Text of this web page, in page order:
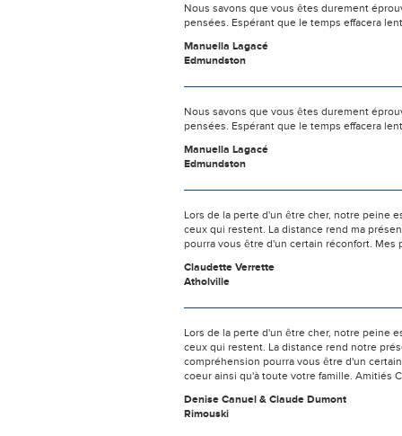
Nous savons que vous êtes durement
pensées. Espérant que le temps effacera
Manuella Lagacé
Edmundston
Nous savons que vous êtes durement
pensées. Espérant que le temps effacera
Manuella Lagacé
Edmundston
Lors de la perte d'un être cher, notre peine
ceux qui restent. La distance rend ma
pourra vous être d'un certain réconfort. Mes
Claudette Verrette
Atholville
Lors de la perte d'un être cher, notre peine
ceux qui restent. La distance rend notre
compréhension pourra vous être d'un
coeur ainsi qu'à toute votre famille. Amitiés
Denise Canuel & Claude Dumont
Rimouski